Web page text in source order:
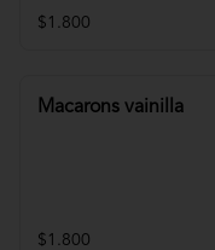
$1.800
Macarons vainilla
$1.800